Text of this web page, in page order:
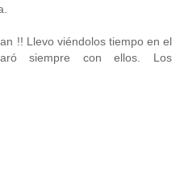
!! Llevo viéndolos tiempo en el
siempre con ellos. Los